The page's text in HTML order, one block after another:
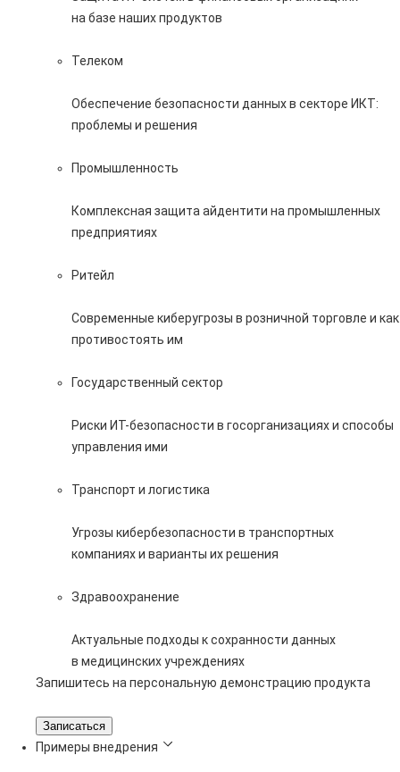
на базе наших продуктов
Телеком
Обеспечение безопасности данных в секторе ИКТ:
проблемы и решения
Промышленность
Комплексная защита айдентити на промышленных
предприятиях
Ритейл
Современные киберугрозы в розничной торговле и как
противостоять им
Государственный сектор
Риски ИТ-безопасности в госорганизациях и способы
управления ими
Транспорт и логистика
Угрозы кибербезопасности в транспортных
компаниях и варианты их решения
Здравоохранение
Актуальные подходы к сохранности данных
в медицинских учреждениях
Запишитесь на персональную демонстрацию продукта
Записаться
Примеры внедрения